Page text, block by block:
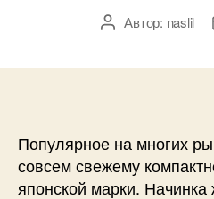
АвторАвтор: naslil
Популярное на многих
совсем свежему
японской марки.